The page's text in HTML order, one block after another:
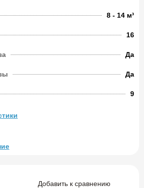
8 - 14 м³
16
Да
Да
9
Добавить к сравнению